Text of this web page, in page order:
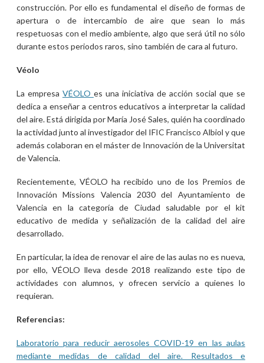
construcción. Por ello es fundamental el diseño de formas de
apertura o de intercambio de aire que sean lo más
respetuosas con el medio ambiente, algo que será útil no sólo
durante estos periodos raros, sino también de cara al futuro.
Véolo
La empresa VÉOLO es una iniciativa de acción social que se
dedica a enseñar a centros educativos a interpretar la calidad
del aire. Está dirigida por María José Sales, quién ha coordinado
la actividad junto al investigador del IFIC Francisco Albiol y que
además colaboran en el máster de Innovación de la Universitat
de Valencia.
Recientemente, VÉOLO ha recibido uno de los Premios de
Innovación Missions Valencia 2030 del Ayuntamiento de
Valencia en la categoría de Ciudad saludable por el kit
educativo de medida y señalización de la calidad del aire
desarrollado.
En particular, la idea de renovar el aire de las aulas no es nueva,
por ello, VÉOLO lleva desde 2018 realizando este tipo de
actividades con alumnos, y ofrecen servicio a quienes lo
requieran.
Referencias:
Laboratorio para reducir aerosoles COVID-19 en las aulas
mediante medidas de calidad del aire. Resultados e